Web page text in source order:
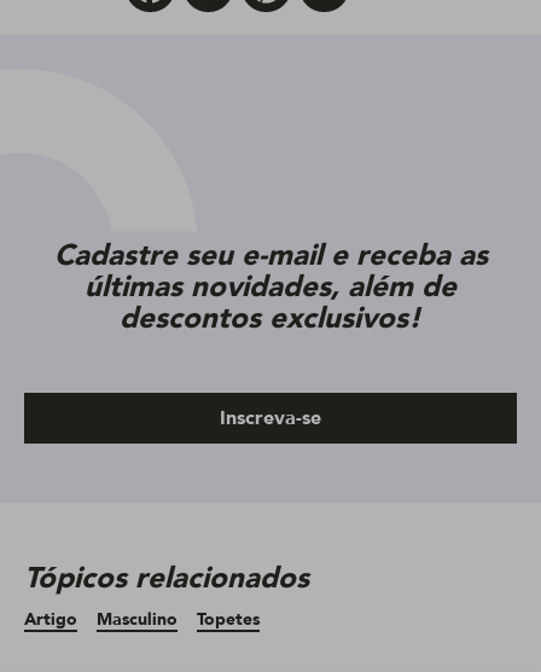
Cadastre seu e-mail e receba as
últimas novidades, além de
descontos exclusivos!
Inscreva-se
Tópicos relacionados
Artigo Masculino Topetes